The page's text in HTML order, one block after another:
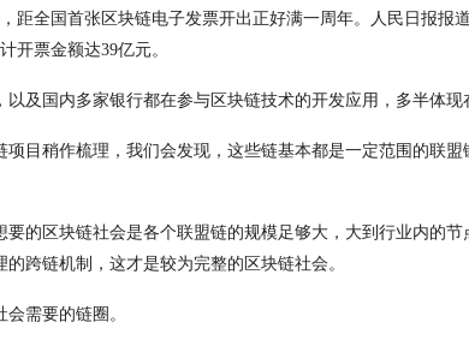
距全国首张区块链电子发票开出正好满一周年。人民日报报
开票金额达39亿元。
以及国内多家银行都在参与区块链技术的开发应用，多半体现
项目稍作梳理，我们会发现，这些链基本都是一定范围的联
要的区块链社会是各个联盟链的规模足够大，大到行业内的
的跨链机制，这才是较为完整的区块链社会。
需要的链圈。